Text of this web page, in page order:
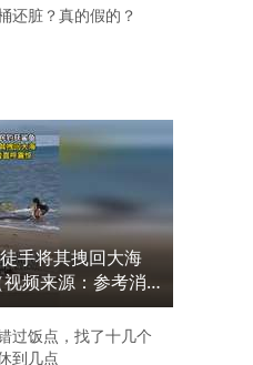
嘴“多吃酸味的食物尤其是雪
还脏？真的假的？
手将其拽回大海
频来源：参考消
过饭点，找了十几个
到几点